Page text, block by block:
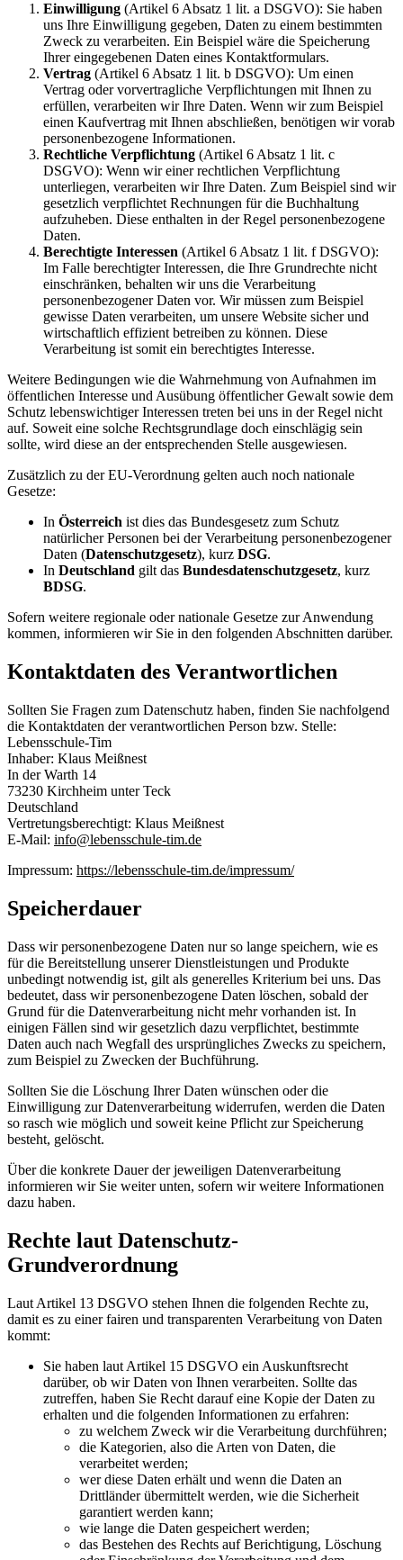
Einwilligung (Artikel 6 Absatz 1 lit. a DSGVO): Sie haben
uns Ihre Einwilligung gegeben, Daten zu einem bestimmten
Zweck zu verarbeiten. Ein Beispiel wäre die Speicherung
Ihrer eingegebenen Daten eines Kontaktformulars.
Vertrag (Artikel 6 Absatz 1 lit. b DSGVO): Um einen
Vertrag oder vorvertragliche Verpflichtungen mit Ihnen zu
erfüllen, verarbeiten wir Ihre Daten. Wenn wir zum Beispiel
einen Kaufvertrag mit Ihnen abschließen, benötigen wir vorab
personenbezogene Informationen.
Rechtliche Verpflichtung (Artikel 6 Absatz 1 lit. c
DSGVO): Wenn wir einer rechtlichen Verpflichtung
unterliegen, verarbeiten wir Ihre Daten. Zum Beispiel sind wir
gesetzlich verpflichtet Rechnungen für die Buchhaltung
aufzuheben. Diese enthalten in der Regel personenbezogene
Daten.
Berechtigte Interessen (Artikel 6 Absatz 1 lit. f DSGVO):
Im Falle berechtigter Interessen, die Ihre Grundrechte nicht
einschränken, behalten wir uns die Verarbeitung
personenbezogener Daten vor. Wir müssen zum Beispiel
gewisse Daten verarbeiten, um unsere Website sicher und
wirtschaftlich effizient betreiben zu können. Diese
Verarbeitung ist somit ein berechtigtes Interesse.
Weitere Bedingungen wie die Wahrnehmung von Aufnahmen im
öffentlichen Interesse und Ausübung öffentlicher Gewalt sowie dem
Schutz lebenswichtiger Interessen treten bei uns in der Regel nicht
auf. Soweit eine solche Rechtsgrundlage doch einschlägig sein
sollte, wird diese an der entsprechenden Stelle ausgewiesen.
Zusätzlich zu der EU-Verordnung gelten auch noch nationale
Gesetze:
In Österreich ist dies das Bundesgesetz zum Schutz
natürlicher Personen bei der Verarbeitung personenbezogener
Daten (Datenschutzgesetz), kurz DSG.
In Deutschland gilt das Bundesdatenschutzgesetz, kurz
BDSG.
Sofern weitere regionale oder nationale Gesetze zur Anwendung
kommen, informieren wir Sie in den folgenden Abschnitten darüber.
Kontaktdaten des Verantwortlichen
Sollten Sie Fragen zum Datenschutz haben, finden Sie nachfolgend
die Kontaktdaten der verantwortlichen Person bzw. Stelle:
Lebensschule-Tim
Inhaber: Klaus Meißnest
In der Warth 14
73230 Kirchheim unter Teck
Deutschland
Vertretungsberechtigt: Klaus Meißnest
E-Mail: info@lebensschule-tim.de
Impressum: https://lebensschule-tim.de/impressum/
Speicherdauer
Dass wir personenbezogene Daten nur so lange speichern, wie es
für die Bereitstellung unserer Dienstleistungen und Produkte
unbedingt notwendig ist, gilt als generelles Kriterium bei uns. Das
bedeutet, dass wir personenbezogene Daten löschen, sobald der
Grund für die Datenverarbeitung nicht mehr vorhanden ist. In
einigen Fällen sind wir gesetzlich dazu verpflichtet, bestimmte
Daten auch nach Wegfall des ursprüngliches Zwecks zu speichern,
zum Beispiel zu Zwecken der Buchführung.
Sollten Sie die Löschung Ihrer Daten wünschen oder die
Einwilligung zur Datenverarbeitung widerrufen, werden die Daten
so rasch wie möglich und soweit keine Pflicht zur Speicherung
besteht, gelöscht.
Über die konkrete Dauer der jeweiligen Datenverarbeitung
informieren wir Sie weiter unten, sofern wir weitere Informationen
dazu haben.
Rechte laut Datenschutz-
Grundverordnung
Laut Artikel 13 DSGVO stehen Ihnen die folgenden Rechte zu,
damit es zu einer fairen und transparenten Verarbeitung von Daten
kommt:
Sie haben laut Artikel 15 DSGVO ein Auskunftsrecht
darüber, ob wir Daten von Ihnen verarbeiten. Sollte das
zutreffen, haben Sie Recht darauf eine Kopie der Daten zu
erhalten und die folgenden Informationen zu erfahren:
zu welchem Zweck wir die Verarbeitung durchführen;
die Kategorien, also die Arten von Daten, die
verarbeitet werden;
wer diese Daten erhält und wenn die Daten an
Drittländer übermittelt werden, wie die Sicherheit
garantiert werden kann;
wie lange die Daten gespeichert werden;
das Bestehen des Rechts auf Berichtigung, Löschung